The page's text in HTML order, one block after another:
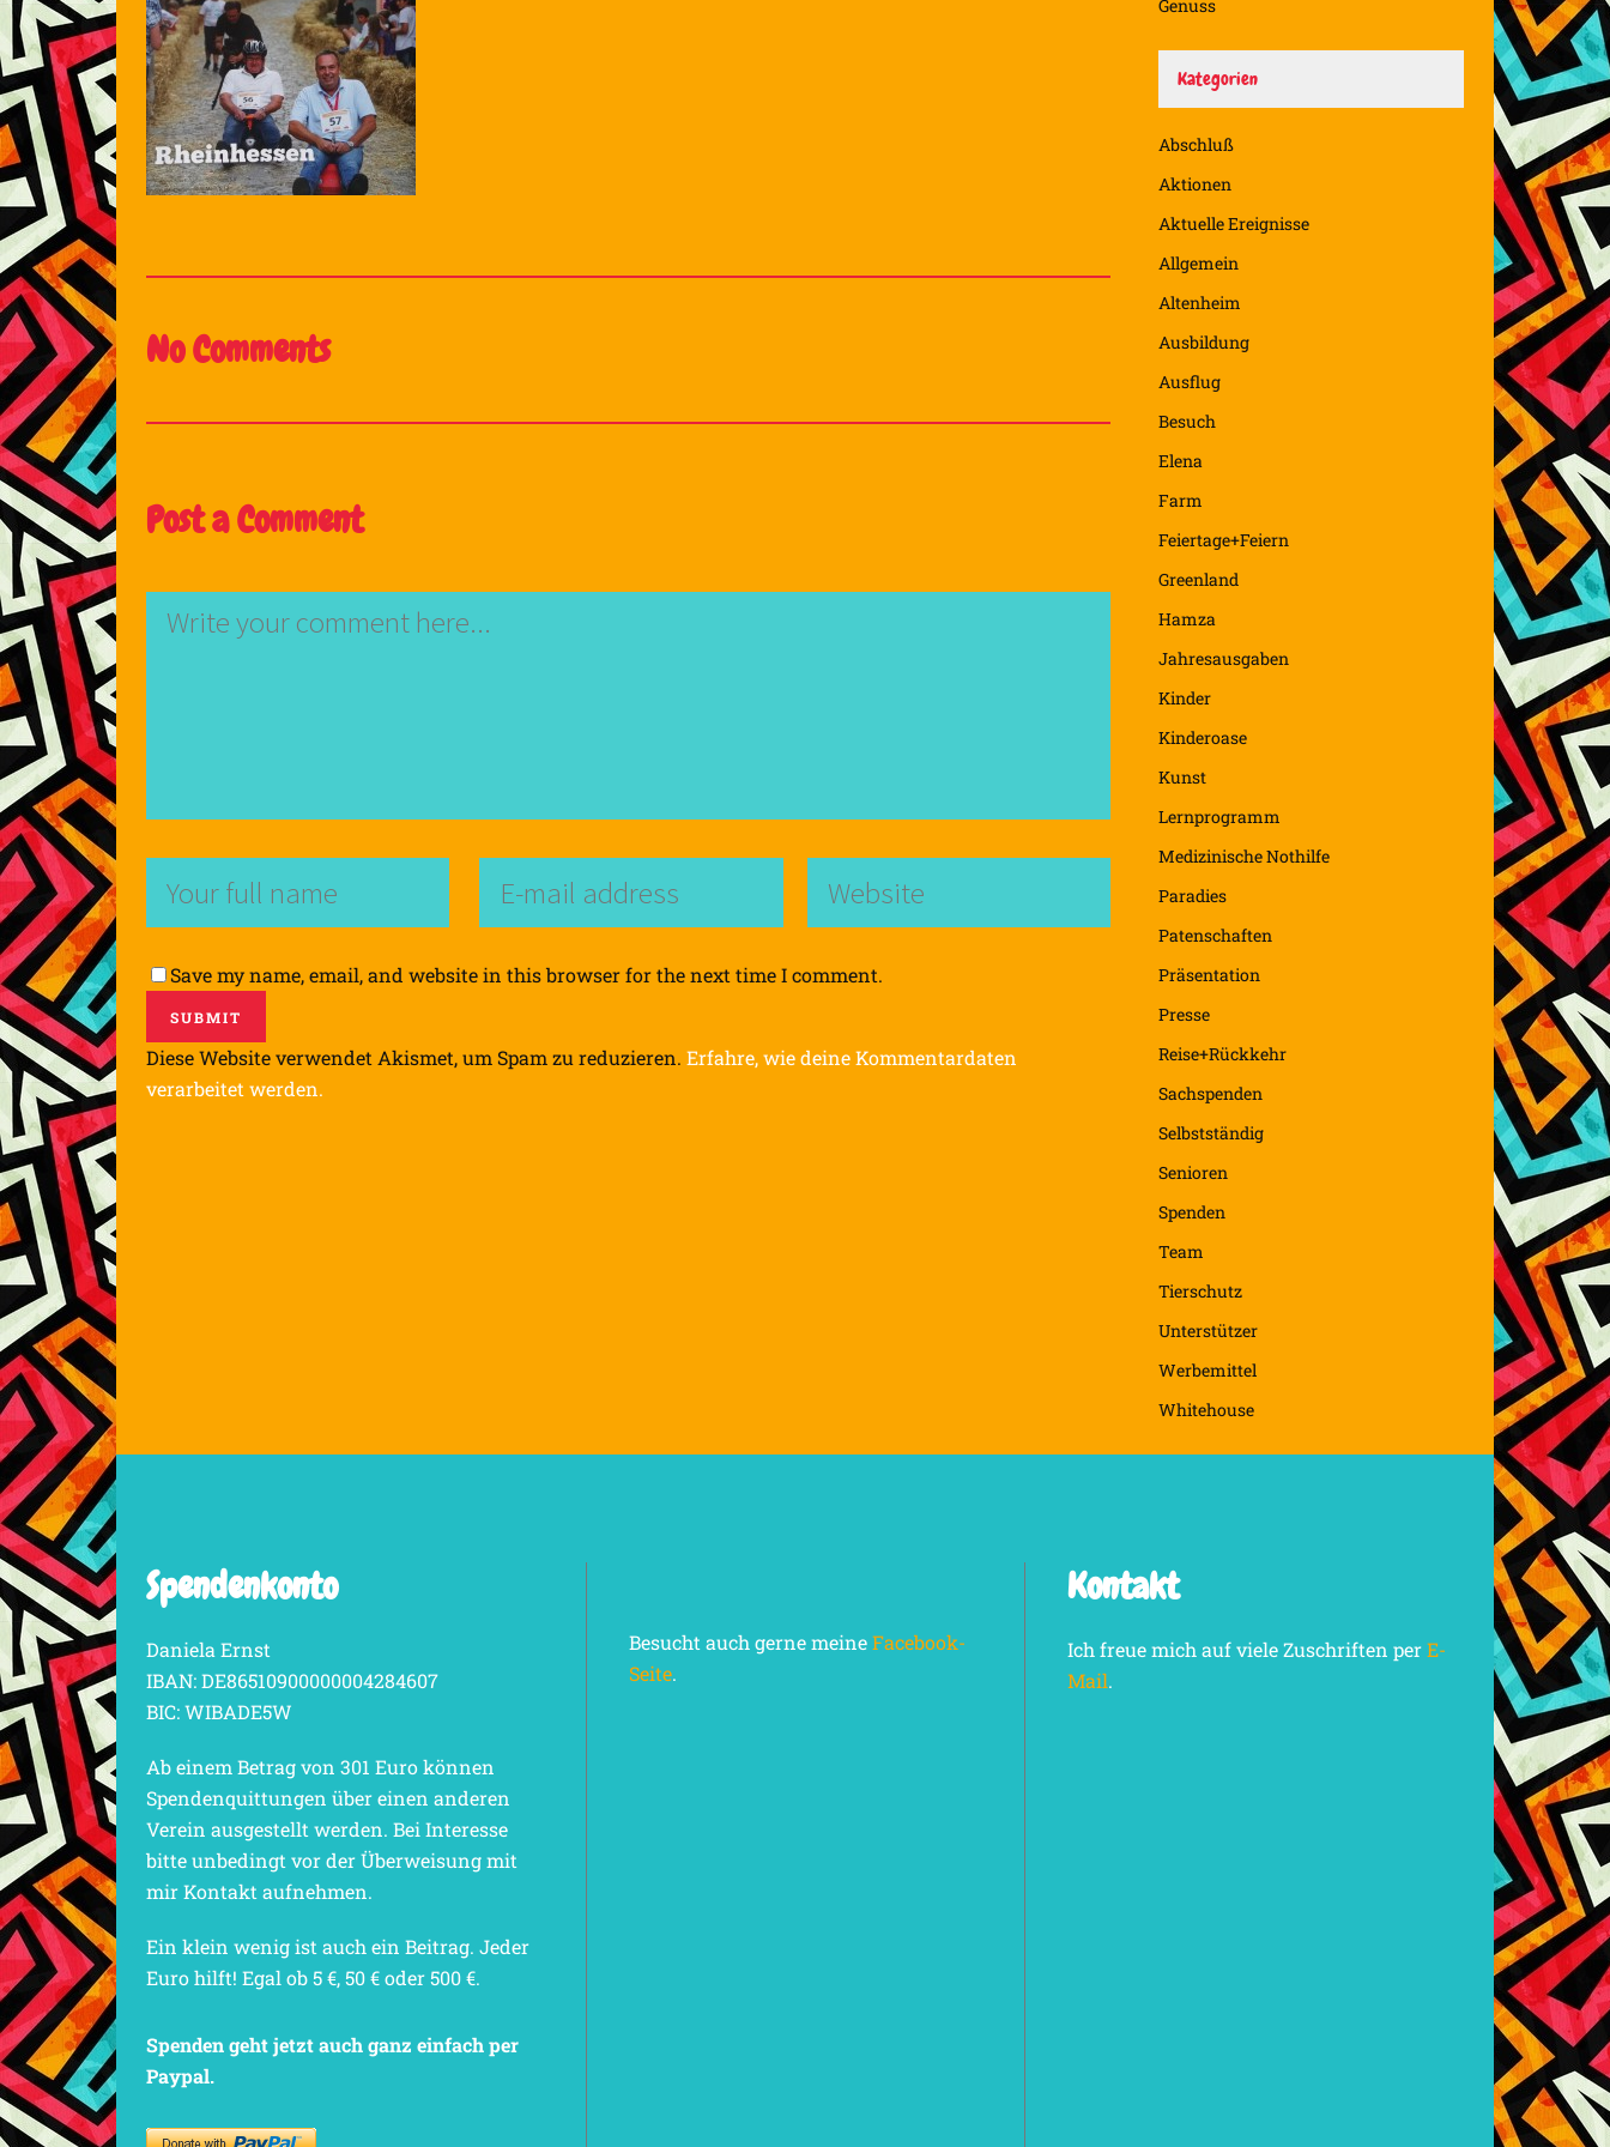
No Comments
Post a Comment
Save my name, email, and website in this browser for the next time I comment.
Diese Website verwendet Akismet, um Spam zu reduzieren. Erfahre, wie deine Kommentardaten
verarbeitet werden.
Genuss
Kategorien
Abschluß
Aktionen
Aktuelle Ereignisse
Allgemein
Altenheim
Ausbildung
Ausflug
Besuch
Elena
Farm
Feiertage+Feiern
Greenland
Hamza
Jahresausgaben
Kinder
Kinderoase
Kunst
Lernprogramm
Medizinische Nothilfe
Paradies
Patenschaften
Präsentation
Presse
Reise+Rückkehr
Sachspenden
Selbstständig
Senioren
Spenden
Team
Tierschutz
Unterstützer
Werbemittel
Whitehouse
Spendenkonto
Daniela Ernst
IBAN: DE86510900000004284607
BIC: WIBADE5W
Ab einem Betrag von 301 Euro können
Spendenquittungen über einen anderen
Verein ausgestellt werden. Bei Interesse
bitte unbedingt vor der Überweisung mit
mir Kontakt aufnehmen.
Ein klein wenig ist auch ein Beitrag. Jeder
Euro hilft! Egal ob 5 €, 50 € oder 500 €.
Spenden geht jetzt auch ganz einfach per
Paypal.
Besucht auch gerne meineFacebook-
Seite.
Kontakt
Ich freue mich auf viele Zuschriften perE-
Mail.